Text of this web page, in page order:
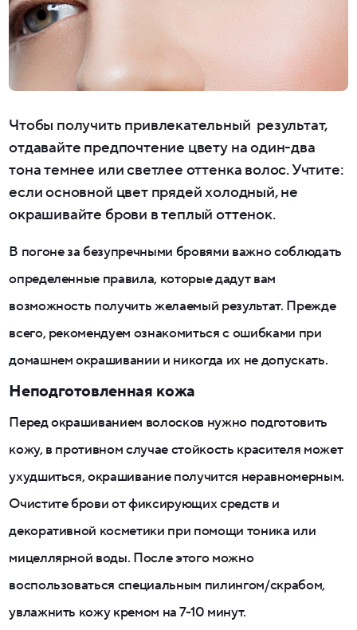
Чтобы получить привлекательный результат,
отдавайте предпочтение цвету на один-два
тона темнее или светлее оттенка волос. Учтите:
если основной цвет прядей холодный, не
окрашивайте брови в теплый оттенок.
В погоне за безупречными бровями важно соблюдать
определенные правила, которые дадут вам
возможность получить желаемый результат. Прежде
всего, рекомендуем ознакомиться с ошибками при
домашнем окрашивании и никогда их не допускать.
Неподготовленная кожа
Перед окрашиванием волосков нужно подготовить
кожу, в противном случае стойкость красителя может
ухудшиться, окрашивание получится неравномерным.
Очистите брови от фиксирующих средств и
декоративной косметики при помощи тоника или
мицеллярной воды. После этого можно
воспользоваться специальным пилингом/скрабом,
увлажнить кожу кремом на 7-10 минут.